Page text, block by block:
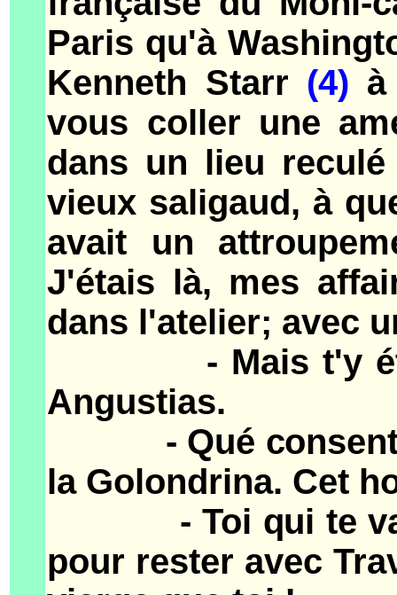
Paris qu'à
Kenneth Starr (4)
vous coller une
dans un lieu
vieux saligaud, à
avait un
J'étais là, mes
dans l'atelier; avec
- Mais t'y étais
Angustias.
- Qué
la Golondrina. Cet
- Toi qui te
pour rester avec